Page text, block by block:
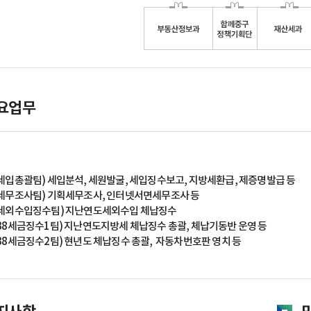
업무
입총괄팀) 세입분석, 세원발굴, 세입징수보고, 지방세환급, 제증명발급 등
무조사팀) 기획세무조사, 인터넷서면세무조사 등
외수입징수팀) 지난연도세외수입 체납징수
세금징수1팀) 지난연도지방세 체납징수 총괄, 체납기동반 운영 등
세금징수2팀) 현년도 체납징수 총괄, 자동차번호판 영치 등